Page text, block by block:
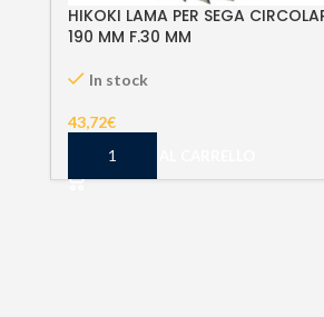
HIKOKI LAMA PER SEGA
190 MM F.30 MM
In stock
43,72€
AGGIUNGI AL CARRELLO